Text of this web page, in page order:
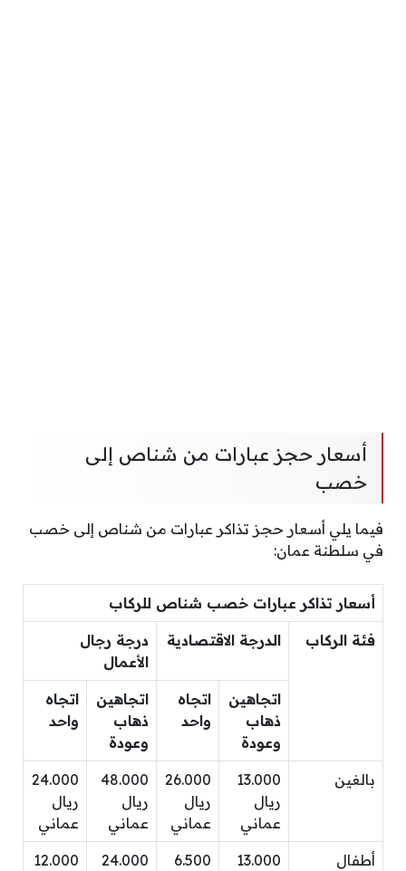
أسعار حجز عبارات من شناص إلى
خصب
فيما يلي أسعار حجز تذاكر عبارات من شناص إلى خصب
في سلطنة عمان:
أسعار تذاكر عبارات خصب شناص للركاب
فئة الركاب الدرجة الاقتصادية
درجة رجال
الأعمال
اتجاهين
ذهاب
وعودة
اتجاه
واحد
اتجاهين
ذهاب
وعودة
اتجاه
واحد
بالغين
13.000
ريال
عماني
26.000
ريال
عماني
48.000
ريال
عماني
24.000
ريال
عماني
أطفال
13.000
6.500
24.000
12.000